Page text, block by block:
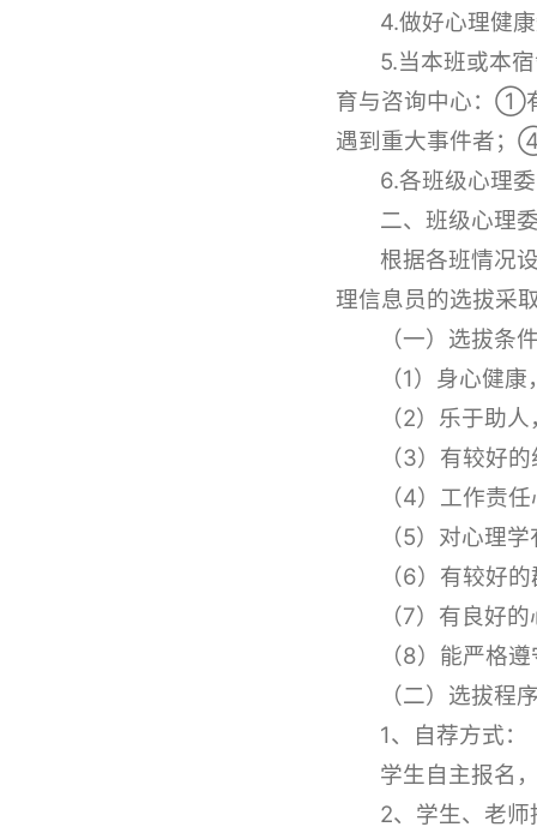
4.做好心理健
5.当本班或本
育与咨询中心：①
遇到重大事件者；
6.各班级心理
二、班级心理
根据各班情况
理信息员的选拔采
（一）选拔条
（1）身心健
（2）乐于助
（3）有较好
（4）工作责
（5）对心理
（6）有较好
（7）有良好
（8）能严格
（二）选拔程
1、自荐方式：
学生自主报名
2、学生、老